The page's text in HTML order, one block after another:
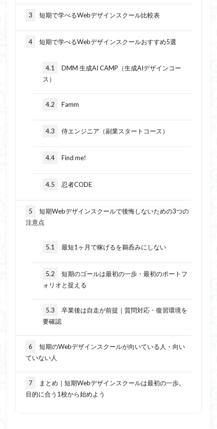
3 短期で学べるWebデザインスクール比較表
4 短期で学べるWebデザインスクールおすすめ5選
4.1
DMM 生成AI CAMP（生成AIデザインコー
ス）
4.2 Famm
4.3 侍エンジニア（副業スタートコース）
4.4 Find me!
4.5 忍者CODE
5
短期Webデザインスクールで後悔しないための3つの
注意点
5.1 最短1ヶ月で稼げるを鵜呑みにしない
5.2
短期のゴールは最初の一歩・最初のポートフ
ォリオと捉える
5.3
卒業後は自走が前提｜質問対応・復習環境を
要確認
6
短期のWebデザインスクールが向いている人・向い
ていない人
7
まとめ｜短期Webデザインスクールは最初の一歩。
目的に合う1校から始めよう